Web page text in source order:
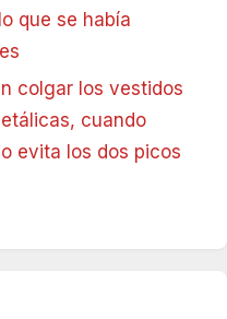
que se había
colgar los vestidos
cuando
evita los dos picos